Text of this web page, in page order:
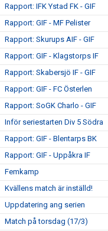
Rapport: IFK Ystad FK - GIF
Rapport: GIF - MF Pelister
Rapport: Skurups AIF - GIF
Rapport: GIF - Klagstorps IF
Rapport: Skabersjö IF - GIF
Rapport: GIF - FC Österlen
Rapport: SoGK Charlo - GIF
Inför seriestarten Div 5 Södra
Rapport: GIF - Blentarps BK
Rapport: GIF - Uppåkra IF
Femkamp
Kvällens match är inställd!
Uppdatering ang serien
Match på torsdag (17/3)